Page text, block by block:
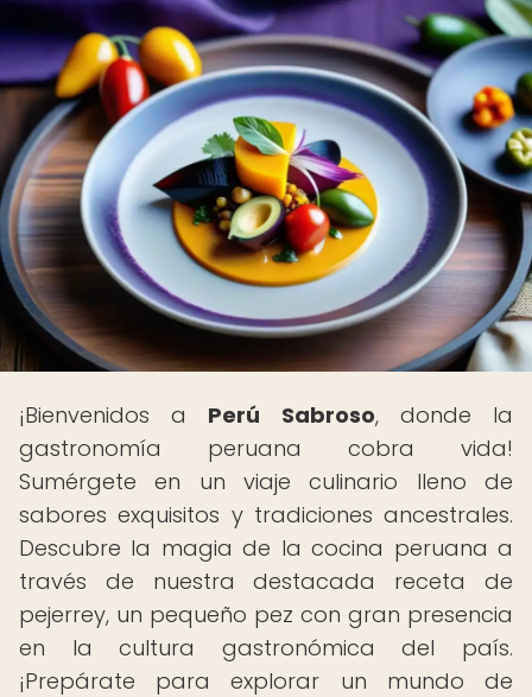
¡Bienvenidos a Perú Sabroso, donde la
gastronomía peruana cobra vida!
Sumérgete en un viaje culinario lleno de
sabores exquisitos y tradiciones ancestrales.
Descubre la magia de la cocina peruana a
través de nuestra destacada receta de
pejerrey, un pequeño pez con gran presencia
en la cultura gastronómica del país.
¡Prepárate para explorar un mundo de